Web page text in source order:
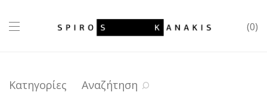
0
Κατηγορίες Αναζήτηση